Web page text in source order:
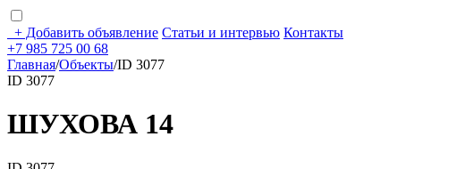
+ Добавить объявление Статьи и интервью Контакты
+7 985 725 00 68
Главная/Объекты/ID 3077
ID 3077
ШУХОВА 14